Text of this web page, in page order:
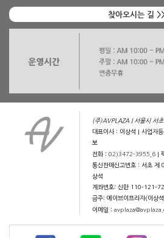
찾아오시는 길
(주)AVPLAZA | 서울시 서
대표이사 : 이상석 | 사업
보
전화 :02)3472-3955,6 |
통신판매신고번호 : 서초 제
상석
계좌번호: 신한 110-121-
금주: 에이브이프라자(이상
이메일 :